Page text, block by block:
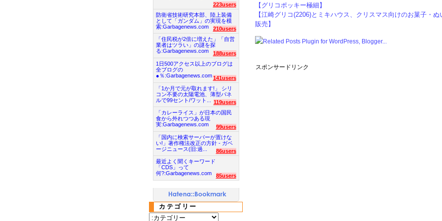
【グリコポッキー極細】
【江崎グリコ(2206)とミキハウス、クリスマス向けのお菓子・
販売】
スポンサードリンク
223users
防衛省技術研究本部、陸上装備
として「ガンダム」の実現を模
索:Garbagenews.com
210users
「住民税が2倍に増えた」「自営
業者はツラい」の謎を探
る:Garbagenews.com
188users
1日500アクセス以上のブログは
全ブログの
●％:Garbagenews.com 141users
「1か月で元が取れます!」 シリ
コン不要の太陽電池、薄型パネ
ルで99セント/ワット...
119users
「カレーライス」が日本の国民
食から外れつつある現
実:Garbagenews.com
99users
「国内に検索サーバーが置けな
い!」著作権法改正の方針 - ガベ
ージニュース(旧:過...
86users
最近よく聞くキーワード
「CDS」って
何?:Garbagenews.com
85users
カテゴリー